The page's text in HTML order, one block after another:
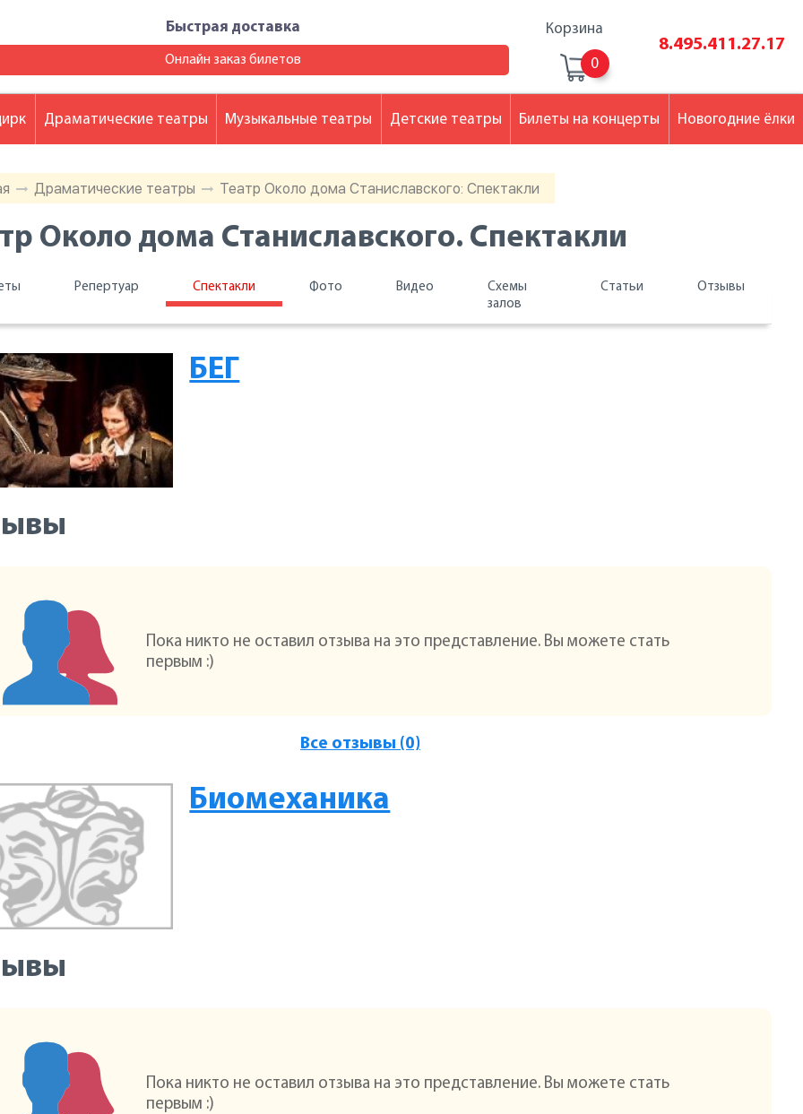
Быстрая доставка
Онлайн заказ билетов
Корзина
0
8.495.411.27.17
Драматические театры Театр Около дома Станиславского: Спектакли
Около дома Станиславского. Спектакли
Репертуар Спектакли Фото Видео
Схемы
залов
Статьи Отзывы
БЕГ
Пока никто не оставил отзыва на это представление. Вы можете стать
первым :)
Все отзывы (0)
Биомеханика
Пока никто не оставил отзыва на это представление. Вы можете стать
первым :)
Драматические театры Музыкальные театры Детские театры Билеты на концерты Новогодние ёлки